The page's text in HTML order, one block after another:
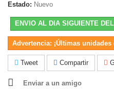
Estado: Nuevo
ENVIO AL DIA SIGUIENTE
Advertencia: ¡Últimas unidades
Tweet Compartir
Enviar a un amigo